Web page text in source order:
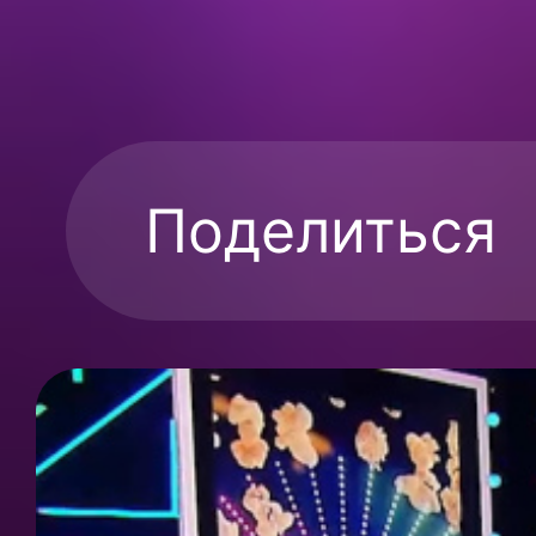
Поделиться